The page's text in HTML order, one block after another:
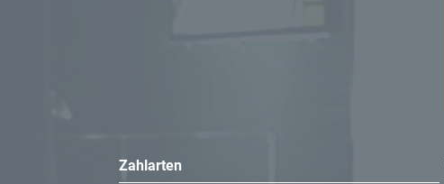
Zahlarten